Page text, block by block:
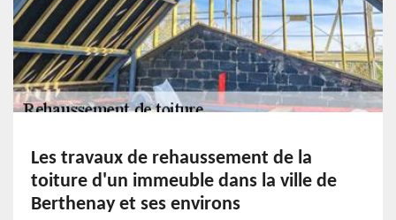
Les travaux de rehaussement de la
toiture d'un immeuble dans la ville de
Berthenay et ses environs